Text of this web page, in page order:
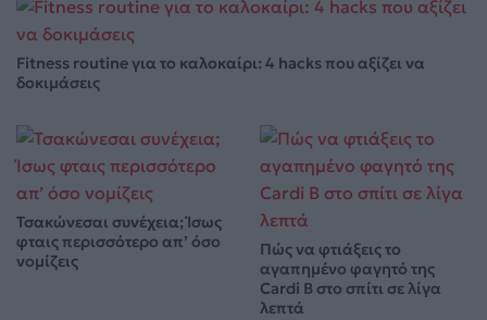
Fitness routine για το καλοκαίρι: 4 hacks που αξίζει να
δοκιμάσεις
Τσακώνεσαι συνέχεια; Ίσως
φταις περισσότερο απ’ όσο
νομίζεις
Πώς να φτιάξεις το
αγαπημένο φαγητό της
Cardi B στο σπίτι σε λίγα
λεπτά